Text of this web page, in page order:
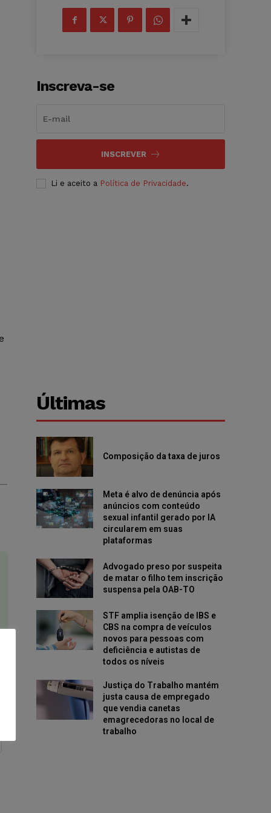
Inscreva-se
INSCREVER
Li e aceito a Política de Privacidade.
Últimas
Composição da taxa de juros
Meta é alvo de denúncia após
anúncios com conteúdo
sexual infantil gerado por IA
circularem em suas
plataformas
Advogado preso por suspeita
de matar o filho tem inscrição
suspensa pela OAB-TO
STF amplia isenção de IBS e
CBS na compra de veículos
novos para pessoas com
deficiência e autistas de
todos os níveis
Justiça do Trabalho mantém
justa causa de empregado
que vendia canetas
emagrecedoras no local de
trabalho